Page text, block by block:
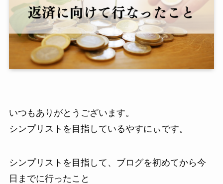
いつもありがとうございます。
シンプリストを目指しているやすにぃです。
シンプリストを目指して、ブログを初めてから今
日までに行ったこと